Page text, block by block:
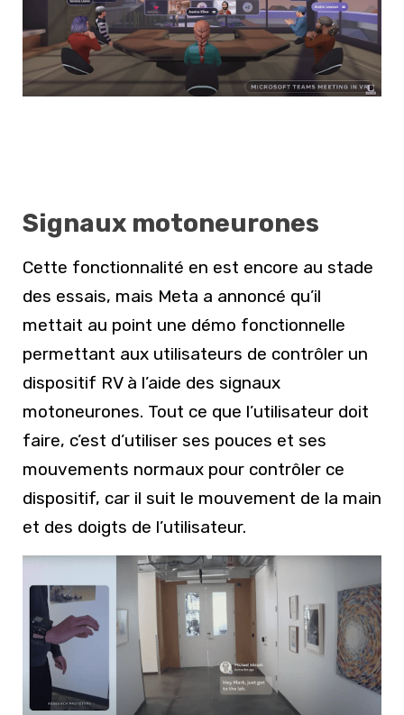
Signaux motoneurones
Cette fonctionnalité en est encore au stade
des essais, mais Meta a annoncé qu’il
mettait au point une démo fonctionnelle
permettant aux utilisateurs de contrôler un
dispositif RV à l’aide des signaux
motoneurones. Tout ce que l’utilisateur doit
faire, c’est d’utiliser ses pouces et ses
mouvements normaux pour contrôler ce
dispositif, car il suit le mouvement de la main
et des doigts de l’utilisateur.